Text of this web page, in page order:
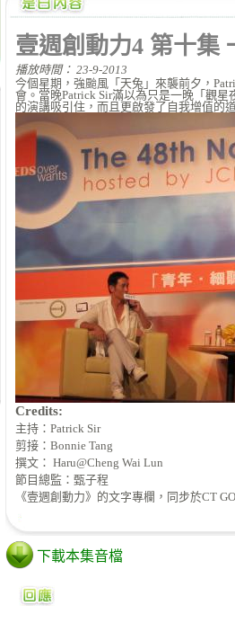
壹週創動力4 第十集
播放時間： 23-9-2013
今個星期，強颱風「天兔」來襲前夕，
會。當晚Patrick Sir滿以為只是一晚「觀星
的演講吸引住，而且更啟發了自我增值的
Credits:
主持：Patrick Sir
剪接：Bonnie Tang
撰文： Haru@Cheng Wai Lun
節目總監：甄子程
《壹週創動力》的文字專欄，同步於CT
下載本集音檔